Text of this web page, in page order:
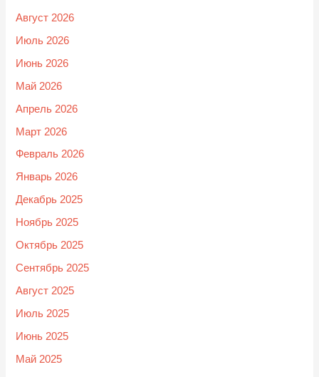
Август 2026
Июль 2026
Июнь 2026
Май 2026
Апрель 2026
Март 2026
Февраль 2026
Январь 2026
Декабрь 2025
Ноябрь 2025
Октябрь 2025
Сентябрь 2025
Август 2025
Июль 2025
Июнь 2025
Май 2025